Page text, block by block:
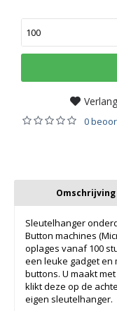
0
Omschrijving
Sleutelhanger
Button machines
oplages vanaf 100
een leuke gadget en
buttons. U maakt
klikt deze op de
eigen sleutelhanger.